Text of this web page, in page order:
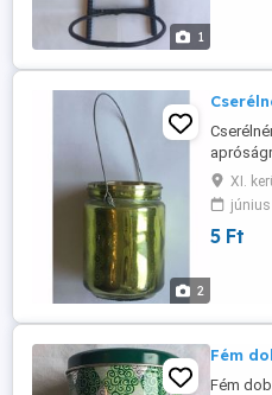
1
2
nélkül):
XI.
5 Ft
Fém
Fém